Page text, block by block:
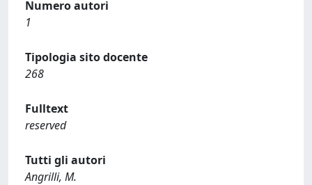
Numero autori
1
Tipologia sito docente
268
Fulltext
reserved
Tutti gli autori
Angrilli, M.